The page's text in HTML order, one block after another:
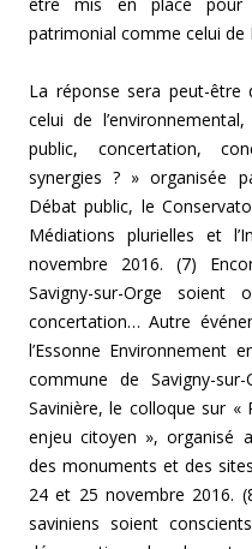
patrimonial comme celui de
La réponse sera peut-être
celui de
public, concertation,
synergies ? » organisée
Débat public, le
Médiations plurielles et
novembre 2016. (7)
Savigny-sur-Orge
concertation… Autre
l’Essonne
commune de Savigny-
Savinière, le colloque sur
enjeu citoyen », organisé
des monuments et des
24 et 25 novembre 2016.
saviniens soient